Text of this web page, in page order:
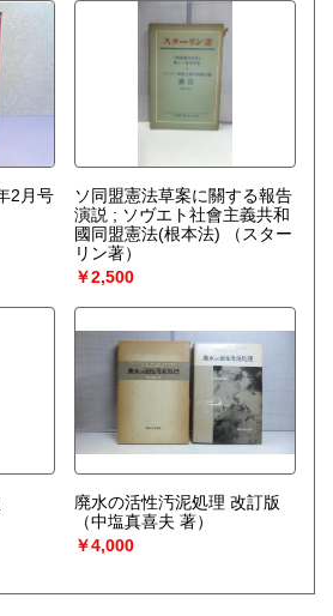
2月号
ソ同盟憲法草案に關する報告
演説 ; ソヴエト社會主義共和
國同盟憲法(根本法)
（スター
リン著）
￥2,500
廃水の活性汚泥処理 改訂版
（中塩真喜夫 著）
￥4,000